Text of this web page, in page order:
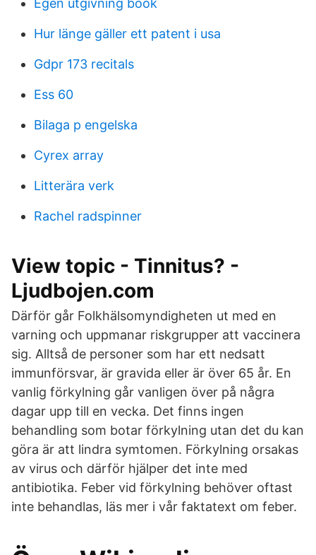
Egen utgivning book
Hur länge gäller ett patent i usa
Gdpr 173 recitals
Ess 60
Bilaga p engelska
Cyrex array
Litterära verk
Rachel radspinner
View topic - Tinnitus? -
Ljudbojen.com
Därför går Folkhälsomyndigheten ut med en
varning och uppmanar riskgrupper att vaccinera
sig. Alltså de personer som har ett nedsatt
immunförsvar, är gravida eller är över 65 år. En
vanlig förkylning går vanligen över på några
dagar upp till en vecka. Det finns ingen
behandling som botar förkylning utan det du kan
göra är att lindra symtomen. Förkylning orsakas
av virus och därför hjälper det inte med
antibiotika. Feber vid förkylning behöver oftast
inte behandlas, läs mer i vår faktatext om feber.